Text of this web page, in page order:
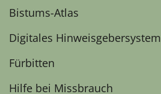
Bistums-Atlas
Digitales Hinweisgebersystem
Fürbitten
Hilfe bei Missbrauch